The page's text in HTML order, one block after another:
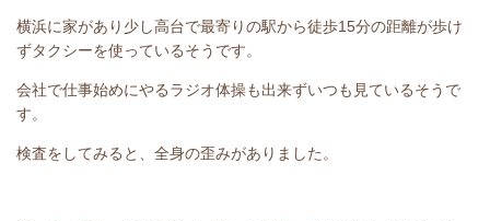
横浜に家があり少し高台で最寄りの駅から徒歩15分の距離が歩け
ずタクシーを使っているそうです。
会社で仕事始めにやるラジオ体操も出来ずいつも見ているそうで
す。
検査をしてみると、全身の歪みがありました。